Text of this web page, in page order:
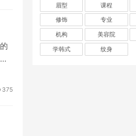
375
眉型 课程
修饰
专业
机构
美容院
学韩式
纹身